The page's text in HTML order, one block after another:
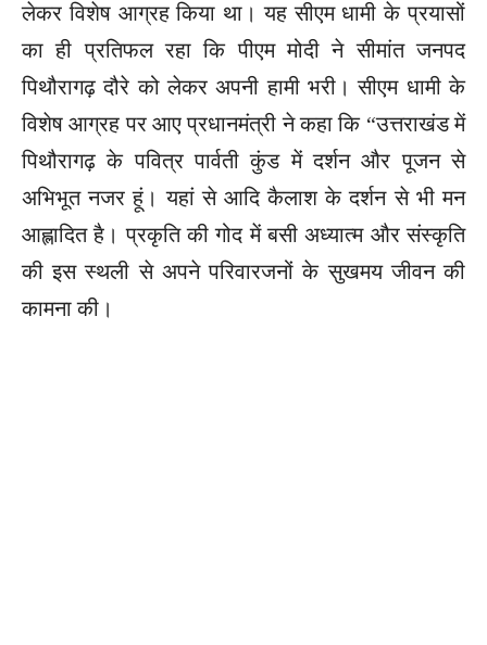
लेकर विशेष आग्रह किया था। यह सीएम धामी के प्रयासों
का ही प्रतिफल रहा कि पीएम मोदी ने सीमांत जनपद
पिथौरागढ़ दौरे को लेकर अपनी हामी भरी। सीएम धामी के
विशेष आग्रह पर आए प्रधानमंत्री ने कहा कि “उत्तराखंड में
पिथौरागढ़ के पवित्र पार्वती कुंड में दर्शन और पूजन से
अभिभूत नजर हूं। यहां से आदि कैलाश के दर्शन से भी मन
आह्लादित है। प्रकृति की गोद में बसी अध्यात्म और संस्कृति
की इस स्थली से अपने परिवारजनों के सुखमय जीवन की
कामना की।